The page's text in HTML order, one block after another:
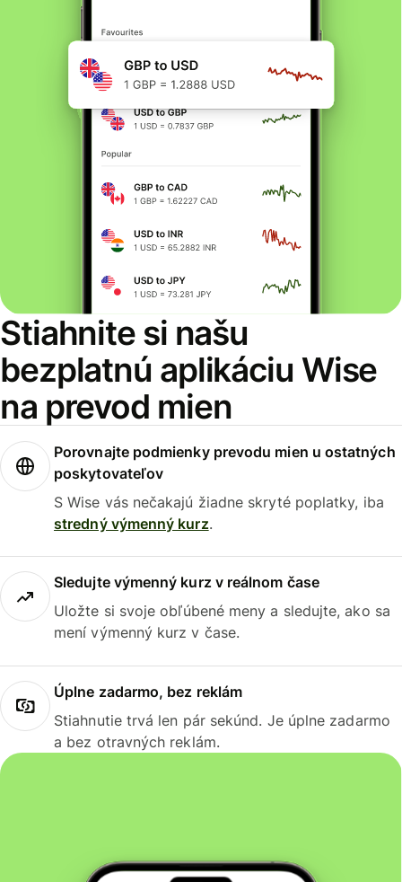
Stiahnite si našu
bezplatnú aplikáciu Wise
na prevod mien
Porovnajte podmienky prevodu mien u ostatných
poskytovateľov
S Wise vás nečakajú žiadne skryté poplatky, iba
stredný výmenný kurz.
Sledujte výmenný kurz v reálnom čase
Uložte si svoje obľúbené meny a sledujte, ako sa
mení výmenný kurz v čase.
Úplne zadarmo, bez reklám
Stiahnutie trvá len pár sekúnd. Je úplne zadarmo
a bez otravných reklám.